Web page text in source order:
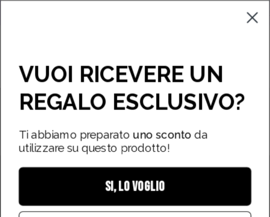
Campioncini
Apri
barra
di
ricerca
Stores
Apri
lightbox
VUOI RICEVERE UN
REGALO ESCLUSIVO?
Ti abbiamo preparato uno scontoda
utilizzare su questo prodotto!
SI, LO VOGLIO